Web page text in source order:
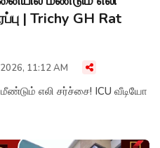
| Trichy GH Rat
11:12 AM
மீண்டும் எலி சர்ச்சை! ICU வீடியோ